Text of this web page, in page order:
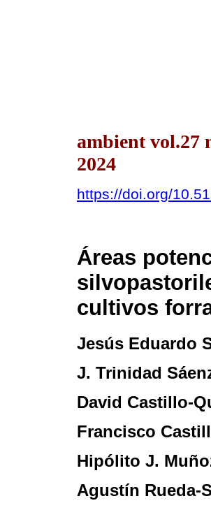
ambient vol.27
2024
https://doi.org/
Áreas
cultivos
Jesús Eduardo
J. Trinidad
David Castillo-
Francisco
Hipólito J.
Agustín Rueda-